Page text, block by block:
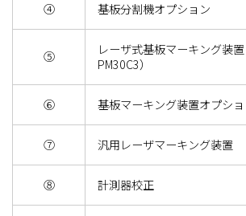
④ 基板分割機オプション
⑤
レーザ式基板マーキング装
PM30C3）
⑥ 基板マーキング装置オプシ
⑦ 汎用レーザマーキング装置
⑧ 計測器校正